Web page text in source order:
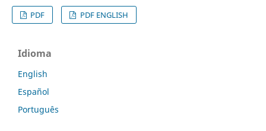
PDF
PDF ENGLISH
Idioma
English
Español
Português